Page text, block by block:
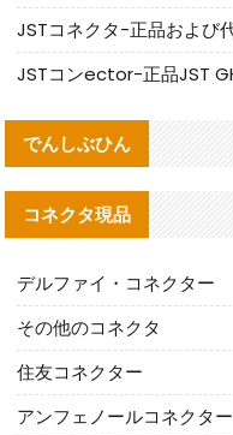
でんしぶひん
コネクタ現品
デルファイ・コネクター
その他のコネクタ
住友コネクター
アンフェノールコネクター